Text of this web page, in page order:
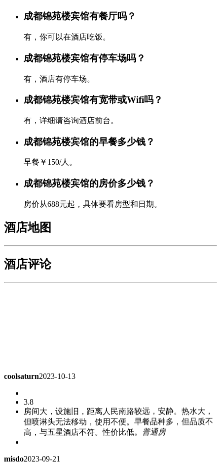
成都锦苑楼宾馆有餐厅吗？
有，你可以在酒店吃饭。
成都锦苑楼宾馆有停车场吗？
有，酒店有停车场。
成都锦苑楼宾馆有宽带或Wifi吗？
有，详细请咨询酒店前台。
成都锦苑楼宾馆的早餐多少钱？
早餐￥150/人。
成都锦苑楼宾馆的房价多少钱？
房价从688元起，具体要看房型和日期。
酒店地图
酒店评论
coolsaturn 2023-10-13
3.8
房间大，设施旧，距离人民南路较远，安静。热水大，
但喷淋头无法移动，使用不便。早餐品种多，但品质不
高，与五星酒店不符。性价比低。
普通房
misdo 2023-09-21